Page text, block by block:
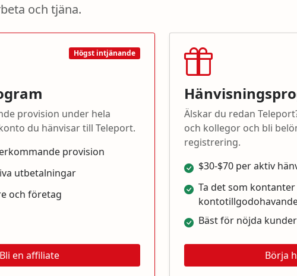
och tjäna.
Högst intjänande
provision under hela
du hänvisar till Teleport.
provision
utbetalningar
och företag
Bli en affiliate
Älskar du redan
och kollegor och bli
registrering.
$30-$70 per aktiv
Ta det som
Bäst för nöjda kunder
Börja